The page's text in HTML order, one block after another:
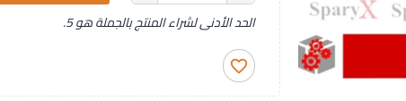
الحد الأدنى لشراء المنتج بالجملة هو 5.
favorite_border